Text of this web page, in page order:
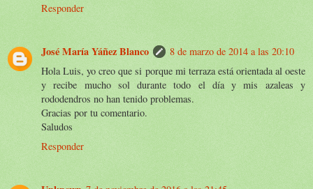
Responder
José María Yáñez Blanco
8 de marzo de 2014 a las 20:10
Hola Luis, yo creo que si porque mi terraza está orientada al oeste
y recibe mucho sol durante todo el día y mis azaleas y
rododendros no han tenido problemas.
Gracias por tu comentario.
Saludos
Responder